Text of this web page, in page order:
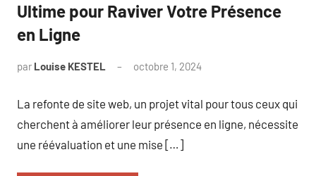
Ultime pour Raviver Votre Présence
en Ligne
par Louise KESTEL octobre 1, 2024
La refonte de site web, un projet vital pour tous ceux qui
cherchent à améliorer leur présence en ligne, nécessite
une réévaluation et une mise […]